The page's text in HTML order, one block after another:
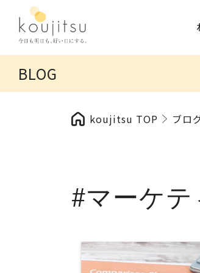
BLOG
koujitsu TOP ブロ
#マーケ